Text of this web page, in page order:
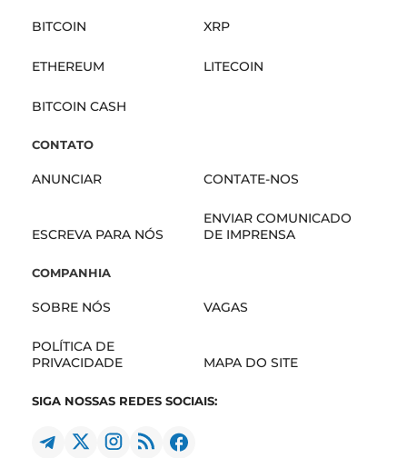
BITCOIN XRP
ETHEREUM LITECOIN
BITCOIN CASH
CONTATO
ANUNCIAR CONTATE-NOS
ESCREVA PARA NÓS
ENVIAR COMUNICADO
DE IMPRENSA
COMPANHIA
SOBRE NÓS VAGAS
POLÍTICA DE
PRIVACIDADE
MAPA DO SITE
SIGA NOSSAS REDES SOCIAIS: